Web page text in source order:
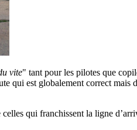
vite" tant pour les pilotes que
est globalement correct mais
qui franchissent la ligne